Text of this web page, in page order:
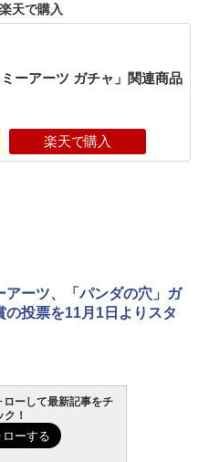
天で購入
ミーアーツ ガチャ」関連商品
楽天で購入
アーツ、「パンダの穴」ガ
の投票を11月1日よりスタ
ーして最新記事をチ
ク！